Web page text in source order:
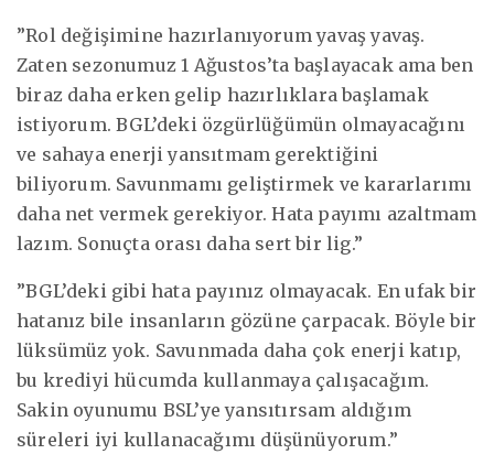
”Rol değişimine hazırlanıyorum yavaş yavaş.
Zaten sezonumuz 1 Ağustos’ta başlayacak ama ben
biraz daha erken gelip hazırlıklara başlamak
istiyorum. BGL’deki özgürlüğümün olmayacağını
ve sahaya enerji yansıtmam gerektiğini
biliyorum. Savunmamı geliştirmek ve kararlarımı
daha net vermek gerekiyor. Hata payımı azaltmam
lazım. Sonuçta orası daha sert bir lig.”
”BGL’deki gibi hata payınız olmayacak. En ufak bir
hatanız bile insanların gözüne çarpacak. Böyle bir
lüksümüz yok. Savunmada daha çok enerji katıp,
bu krediyi hücumda kullanmaya çalışacağım.
Sakin oyunumu BSL’ye yansıtırsam aldığım
süreleri iyi kullanacağımı düşünüyorum.”